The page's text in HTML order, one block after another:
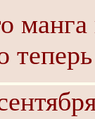
манга